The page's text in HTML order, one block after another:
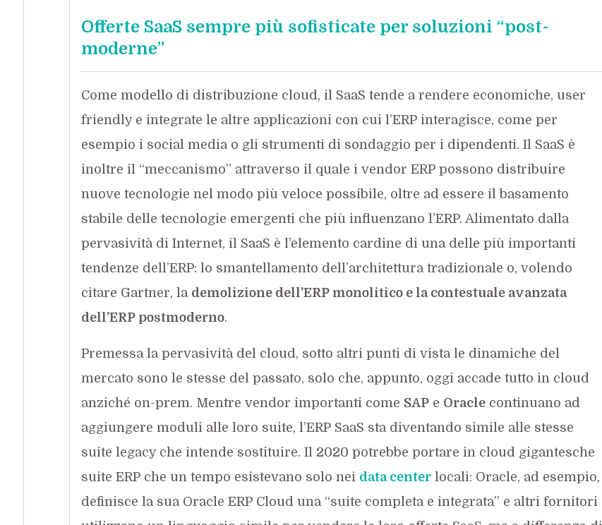
Offerte SaaS sempre più sofisticate per soluzioni “post-
moderne”
Come modello di distribuzione cloud, il SaaS tende a rendere economiche, user
friendly e integrate le altre applicazioni con cui l’ERP interagisce, come per
esempio i social media o gli strumenti di sondaggio per i dipendenti. Il SaaS è
inoltre il “meccanismo” attraverso il quale i vendor ERP possono distribuire
nuove tecnologie nel modo più veloce possibile, oltre ad essere il basamento
stabile delle tecnologie emergenti che più influenzano l’ERP. Alimentato dalla
pervasività di Internet, il SaaS è l’elemento cardine di una delle più importanti
tendenze dell’ERP: lo smantellamento dell’architettura tradizionale o, volendo
citare Gartner, la demolizione dell’ERP monolitico e la contestuale avanzata
dell’ERP postmoderno.
Premessa la pervasività del cloud, sotto altri punti di vista le dinamiche del
mercato sono le stesse del passato, solo che, appunto, oggi accade tutto in cloud
anziché on-prem. Mentre vendor importanti come SAPe Oraclecontinuano ad
aggiungere moduli alle loro suite, l’ERP SaaS sta diventando simile alle stesse
suite legacy che intende sostituire. Il 2020 potrebbe portare in cloud gigantesche
suite ERP che un tempo esistevano solo nei data centerlocali: Oracle, ad esempio,
definisce la sua Oracle ERP Cloud una “suite completa e integrata” e altri fornitori